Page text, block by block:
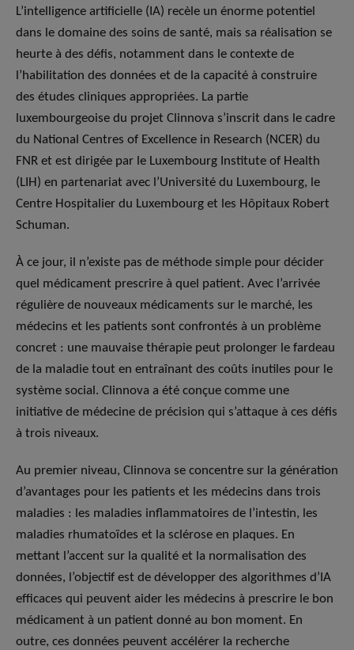
L’intelligence artificielle (IA) recèle un énorme potentiel
dans le domaine des soins de santé, mais sa réalisation se
heurte à des défis, notamment dans le contexte de
l’habilitation des données et de la capacité à construire
des études cliniques appropriées. La partie
luxembourgeoise du projet Clinnova s’inscrit dans le cadre
du National Centres of Excellence in Research (NCER) du
FNR et est dirigée par le Luxembourg Institute of Health
(LIH) en partenariat avec l’Université du Luxembourg, le
Centre Hospitalier du Luxembourg et les Hôpitaux Robert
Schuman.
À ce jour, il n’existe pas de méthode simple pour décider
quel médicament prescrire à quel patient. Avec l’arrivée
régulière de nouveaux médicaments sur le marché, les
médecins et les patients sont confrontés à un problème
concret : une mauvaise thérapie peut prolonger le fardeau
de la maladie tout en entraînant des coûts inutiles pour le
système social. Clinnova a été conçue comme une
initiative de médecine de précision qui s’attaque à ces défis
à trois niveaux.
Au premier niveau, Clinnova se concentre sur la génération
d’avantages pour les patients et les médecins dans trois
maladies : les maladies inflammatoires de l’intestin, les
maladies rhumatoïdes et la sclérose en plaques. En
mettant l’accent sur la qualité et la normalisation des
données, l’objectif est de développer des algorithmes d’IA
efficaces qui peuvent aider les médecins à prescrire le bon
médicament à un patient donné au bon moment. En
outre, ces données peuvent accélérer la recherche